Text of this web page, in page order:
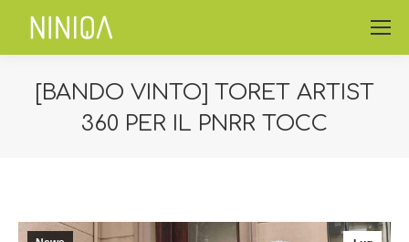
[BANDO VINTO] TORET ARTIST
360 PER IL PNRR TOCC